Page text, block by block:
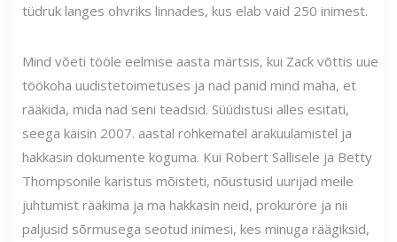
tüdruk langes ohvriks linnades, kus elab vaid 250 inimest.
Mind võeti tööle eelmise aasta märtsis, kui Zack võttis uue
töökoha uudistetoimetuses ja nad panid mind maha, et
rääkida, mida nad seni teadsid. Süüdistusi alles esitati,
seega käisin 2007. aastal rohkematel ärakuulamistel ja
hakkasin dokumente koguma. Kui Robert Sallisele ja Betty
Thompsonile karistus mõisteti, nõustusid uurijad meile
juhtumist rääkima ja ma hakkasin neid, prokuröre ja nii
paljusid sõrmusega seotud inimesi, kes minuga räägiksid,